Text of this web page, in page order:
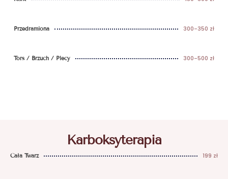
Przedramiona 300-350 zł
Tors / Brzuch / Plecy 300-500 zł
Karboksyterapia
Cała Twarz 199 zł